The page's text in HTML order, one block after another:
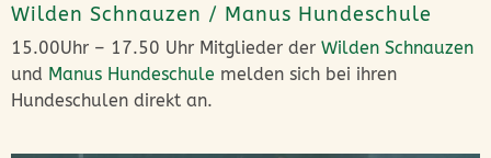
Wilden Schnauzen / Manus Hundeschule
15.00Uhr – 17.50 Uhr Mitglieder der Wilden Schnauzen
und Manus Hundeschule melden sich bei ihren
Hundeschulen direkt an.